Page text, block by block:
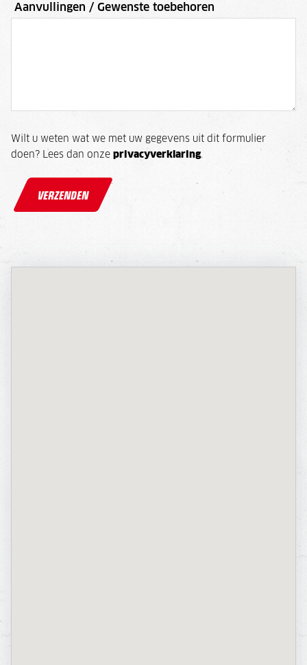
Aanvullingen / Gewenste toebehoren
Wilt u weten wat we met uw gegevens uit dit formulier
doen? Lees dan onze privacyverklaring.
VERZENDEN